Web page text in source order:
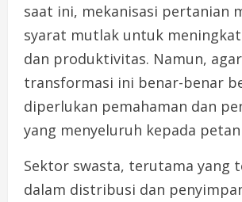
saat ini, mekanisasi pertanian
syarat mutlak untuk
dan produktivitas. Namun, agar
transformasi ini benar-benar
diperlukan pemahaman dan
yang menyeluruh kepada
Sektor swasta, terutama yang
dalam distribusi dan